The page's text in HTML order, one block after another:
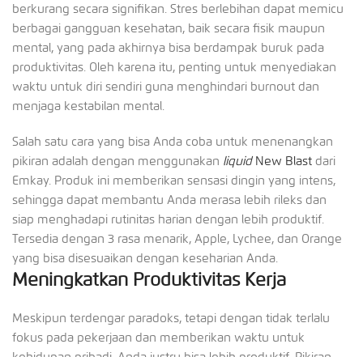
berkurang secara signifikan. Stres berlebihan dapat memicu
berbagai gangguan kesehatan, baik secara fisik maupun
mental, yang pada akhirnya bisa berdampak buruk pada
produktivitas. Oleh karena itu, penting untuk menyediakan
waktu untuk diri sendiri guna menghindari burnout dan
menjaga kestabilan mental.
Salah satu cara yang bisa Anda coba untuk menenangkan
pikiran adalah dengan menggunakan liquidNew Blast dari
Emkay. Produk ini memberikan sensasi dingin yang intens,
sehingga dapat membantu Anda merasa lebih rileks dan
siap menghadapi rutinitas harian dengan lebih produktif.
Tersedia dengan 3 rasa menarik, Apple, Lychee, dan Orange
yang bisa disesuaikan dengan keseharian Anda.
Meningkatkan Produktivitas Kerja
Meskipun terdengar paradoks, tetapi dengan tidak terlalu
fokus pada pekerjaan dan memberikan waktu untuk